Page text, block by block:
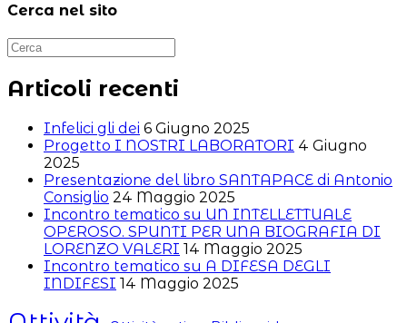
Cerca nel sito
Articoli recenti
Infelici gli dei 6 Giugno 2025
Progetto I NOSTRI LABORATORI 4 Giugno
2025
Presentazione del libro SANTAPACE di Antonio
Consiglio 24 Maggio 2025
Incontro tematico su UN INTELLETTUALE
OPEROSO. SPUNTI PER UNA BIOGRAFIA DI
LORENZO VALERI 14 Maggio 2025
Incontro tematico su A DIFESA DEGLI
INDIFESI 14 Maggio 2025